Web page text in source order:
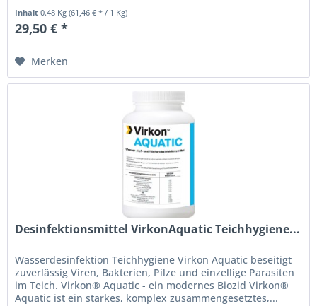
Inhalt0.48 Kg(61,46 € * / 1 Kg)
29,50 € *
Merken
Desinfektionsmittel VirkonAquatic Teichhygiene...
Wasserdesinfektion Teichhygiene Virkon Aquatic beseitigt
zuverlässig Viren, Bakterien, Pilze und einzellige Parasiten
im Teich. Virkon® Aquatic - ein modernes Biozid Virkon®
Aquatic ist ein starkes, komplex zusammengesetztes,...